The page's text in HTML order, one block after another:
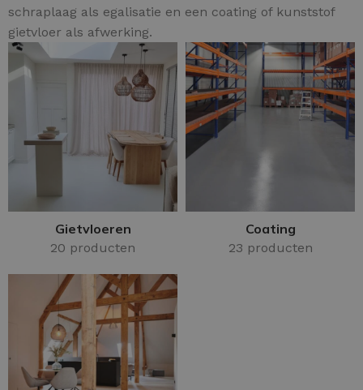
schraplaag als egalisatie en een coating of kunststof
gietvloer als afwerking.
Gietvloeren
20 producten
Coating
23 producten